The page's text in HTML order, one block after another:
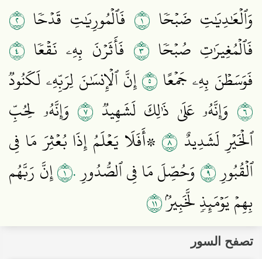
وَٱلۡعَٰدِيَٰتِ ضَبۡحٗا ١ فَٱلۡمُورِيَٰتِ قَدۡحٗا ٢
فَٱلۡمُغِيرَٰتِ صُبۡحٗا ٣ فَأَثَرۡنَ بِهِۦ نَقۡعٗا ٤
فَوَسَطۡنَ بِهِۦ جَمۡعًا٥إِنَّ ٱلۡإِنسَٰنَ لِرَبِّهِۦ لَكَنُودٞ
٦ وَإِنَّهُۥ عَلَىٰ ذَٰلِكَ لَشَهِيدٞ ٧ وَإِنَّهُۥ لِحُبِّ
ٱلۡخَيۡرِ لَشَدِيدٌ ٨ ۞أَفَلَا يَعۡلَمُ إِذَا بُعۡثِرَ مَا فِي
ٱلۡقُبُورِ٩ وَحُصِّلَ مَا فِي ٱلصُّدُورِ١٠إِنَّ رَبَّهُم
بِهِمۡ يَوۡمَئِذٖ لَّخَبِيرُۢ١١
تصفح السور